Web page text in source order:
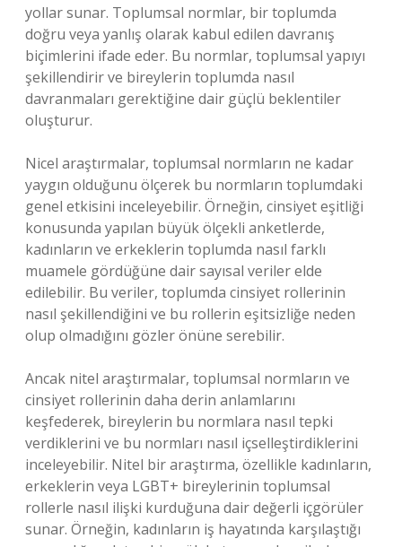
yollar sunar. Toplumsal normlar, bir toplumda
doğru veya yanlış olarak kabul edilen davranış
biçimlerini ifade eder. Bu normlar, toplumsal yapıyı
şekillendirir ve bireylerin toplumda nasıl
davranmaları gerektiğine dair güçlü beklentiler
oluşturur.
Nicel araştırmalar, toplumsal normların ne kadar
yaygın olduğunu ölçerek bu normların toplumdaki
genel etkisini inceleyebilir. Örneğin, cinsiyet eşitliği
konusunda yapılan büyük ölçekli anketlerde,
kadınların ve erkeklerin toplumda nasıl farklı
muamele gördüğüne dair sayısal veriler elde
edilebilir. Bu veriler, toplumda cinsiyet rollerinin
nasıl şekillendiğini ve bu rollerin eşitsizliğe neden
olup olmadığını gözler önüne serebilir.
Ancak nitel araştırmalar, toplumsal normların ve
cinsiyet rollerinin daha derin anlamlarını
keşfederek, bireylerin bu normlara nasıl tepki
verdiklerini ve bu normları nasıl içselleştirdiklerini
inceleyebilir. Nitel bir araştırma, özellikle kadınların,
erkeklerin veya LGBT+ bireylerinin toplumsal
rollerle nasıl ilişki kurduğuna dair değerli içgörüler
sunar. Örneğin, kadınların iş hayatında karşılaştığı